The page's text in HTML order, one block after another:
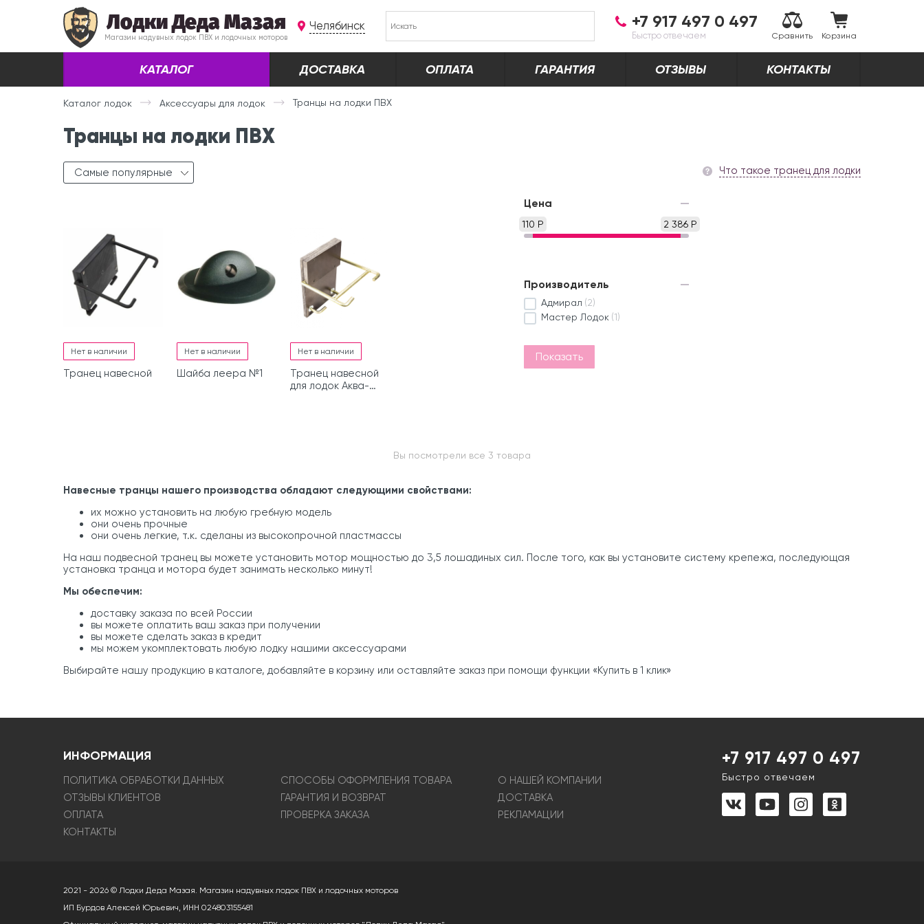
Лодки Деда Мазая
Магазин надувных лодок ПВХ и лодочных моторов
Челябинск +7 917 497 0 497
Быстро отвечаем Сравнить Корзина
КАТАЛОГ ДОСТАВКА ОПЛАТА ГАРАНТИЯ ОТЗЫВЫ КОНТАКТЫ
Каталог лодок Аксессуары для лодок Транцы на лодки ПВХ
Транцы на лодки ПВХ
Что такое транец для лодки
Самые популярные
Нет в наличии
Транец навесной
Нет в наличии
Шайба леера №1
Нет в наличии
Транец навесной
для лодок Аква-
Цена
110 Р 2 386 Р
Производитель
Адмирал (2)
Мастер Лодок (1)
Показать
Вы посмотрели все 3 товара
Навесные транцы нашего производства обладают следующими свойствами:
их можно установить на любую гребную модель
они очень прочные
они очень легкие, т.к. сделаны из высокопрочной пластмассы
На наш подвесной транец вы можете установить мотор мощностью до 3,5 лошадиных сил. После того, как вы установите систему крепежа, последующая
установка транца и мотора будет занимать несколько минут!
Мы обеспечим:
доставку заказа по всей России
вы можете оплатить ваш заказ при получении
вы можете сделать заказ в кредит
мы можем укомплектовать любую лодку нашими аксессуарами
Выбирайте нашу продукцию в каталоге, добавляйте в корзину или оставляйте заказ при помощи функции «Купить в 1 клик»
ИНФОРМАЦИЯ
ПОЛИТИКА ОБРАБОТКИ ДАННЫХ СПОСОБЫ ОФОРМЛЕНИЯ ТОВАРА
О НАШЕЙ КОМПАНИИ
ОТЗЫВЫ КЛИЕНТОВ
ГАРАНТИЯ И ВОЗВРАТ
ДОСТАВКА
ОПЛАТА
ПРОВЕРКА ЗАКАЗА
РЕКЛАМАЦИИ
КОНТАКТЫ
+7 917 497 0 497
Быстро отвечаем
2021 - 2026 © Лодки Деда Мазая. Магазин надувных лодок ПВХ и лодочных моторов
ИП Бурдов Алексей Юрьевич, ИНН 024803155481